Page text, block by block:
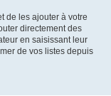
de les ajouter à votre
directement des
en saisissant leur
de vos listes depuis